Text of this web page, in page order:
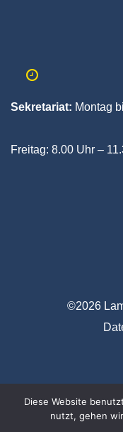
Sekretariat: Montag
Freitag: 8.00 Uhr –
©2026 L
Diese Website
nutzt, gehen